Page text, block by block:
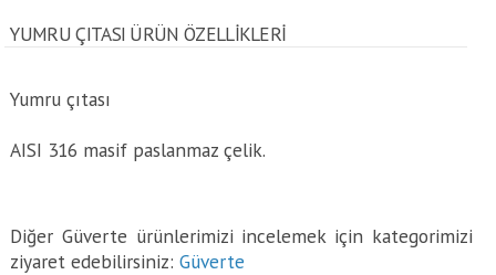
YUMRU ÇITASI ÜRÜN ÖZELLİKLERİ
Yumru çıtası
AISI 316 masif paslanmaz çelik.
Diğer Güverte ürünlerimizi incelemek için kategorimizi
ziyaret edebilirsiniz:Güverte